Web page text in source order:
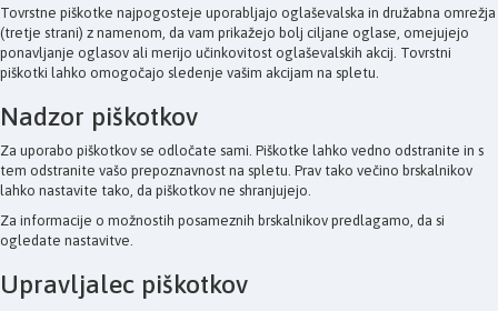
Tovrstne piškotke najpogosteje uporabljajo oglaševalska in družabna omrežja
(tretje strani) z namenom, da vam prikažejo bolj ciljane oglase, omejujejo
ponavljanje oglasov ali merijo učinkovitost oglaševalskih akcij. Tovrstni
piškotki lahko omogočajo sledenje vašim akcijam na spletu.
Nadzor piškotkov
Za uporabo piškotkov se odločate sami. Piškotke lahko vedno odstranite in s
tem odstranite vašo prepoznavnost na spletu. Prav tako večino brskalnikov
lahko nastavite tako, da piškotkov ne shranjujejo.
Za informacije o možnostih posameznih brskalnikov predlagamo, da si
ogledate nastavitve.
Upravljalec piškotkov